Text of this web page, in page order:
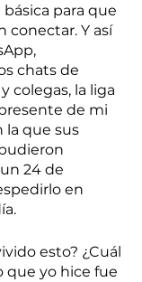
para que
conectar. Y así
chats de
colegas, la liga
de mi
la que sus
24 de
en
esto? ¿Cuál
que yo hice fue